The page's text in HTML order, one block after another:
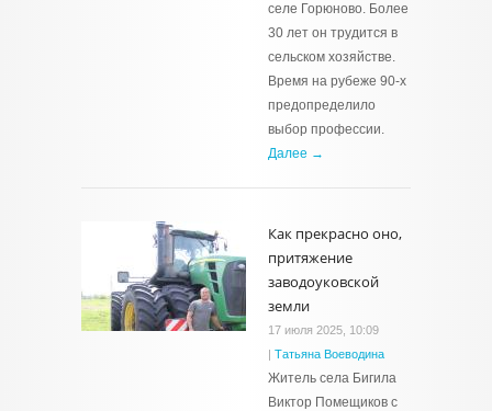
селе Горюново. Более
30 лет он трудится в
сельском хозяйстве.
Время на рубеже 90-х
предопределило
выбор профессии.
Далее →
Как прекрасно оно,
притяжение
заводоуковской
земли
17 июля 2025, 10:09
| Татьяна Воеводина
Житель села Бигила
Виктор Помещиков с